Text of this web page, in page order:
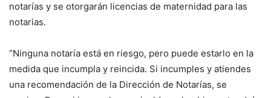
notarías y se otorgarán licencias de maternidad para las
notarias.
“Ninguna notaría está en riesgo, pero puede estarlo en la
medida que incumpla y reincida. Si incumples y atiendes
una recomendación de la Dirección de Notarías, se